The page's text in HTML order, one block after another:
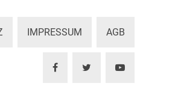
IMPRESSUM AGB